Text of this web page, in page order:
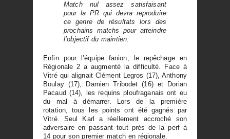
Match nul assez satisfaisant
pour la PR qui devra reproduire
ce genre de résultats lors des
prochains matchs pour atteindre
l’objectif du maintien.
Enfin pour l’équipe fanion, le repêchage en
Régionale 2 a augmenté la difficulté. Face à
Vitré qui alignait Clément Legros (17), Anthony
Boulay (17), Damien Tribodet (16) et Dorian
Pacaud (14), les requins ploufraganais ont eu
du mal à démarrer. Lors de la première
rotation, tous les points ont été gagnés par
Vitré. Seul Karl a réellement accroché son
adversaire en passant tout près de la perf à
14 pour son premier match en régionale.